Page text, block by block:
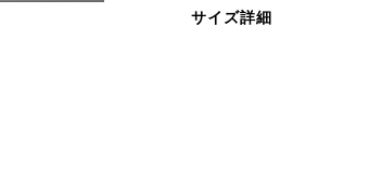
サイズ詳細